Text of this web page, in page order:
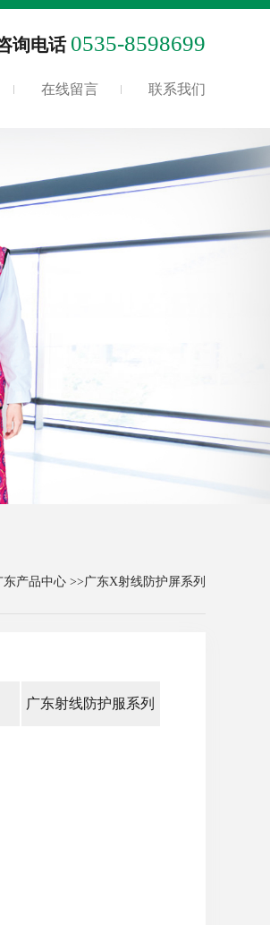
询电话 0535-8598699
在线留言 联系我们
东产品中心 >> 广东X射线防护屏系列
广东射线防护服系列